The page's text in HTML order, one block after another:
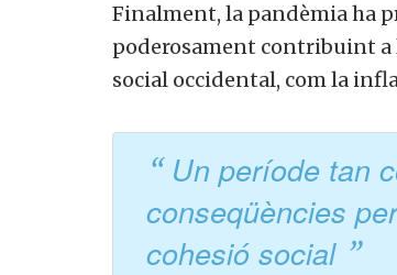
Finalment, la pandèmia ha
poderosament contribuint a
social occidental, com la
Un període tan
conseqüències
cohesió social